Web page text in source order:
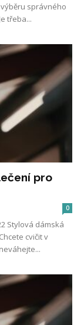
správného
třeba...
pro
0
Stylová dámská
cvičit v